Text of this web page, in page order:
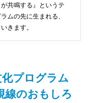
共鳴する』というテ
ムの先に生まれる、
きます。
プログラム
線のおもしろ